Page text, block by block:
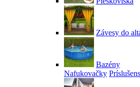
Závesy do
Bazény
Nafukovačky